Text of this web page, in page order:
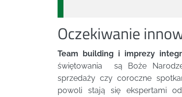
Oczekiwanie
Team building i imprezy
świętowania są Boże
sprzedaży czy coroczne
powoli stają się ekspertami